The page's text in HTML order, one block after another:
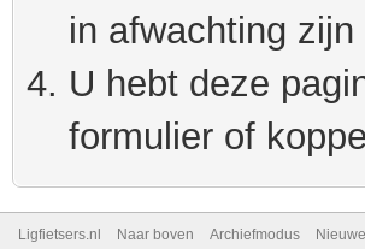
in afwachting
U hebt deze
formulier of
Ligfietsers.nl Naar boven Archiefmodus